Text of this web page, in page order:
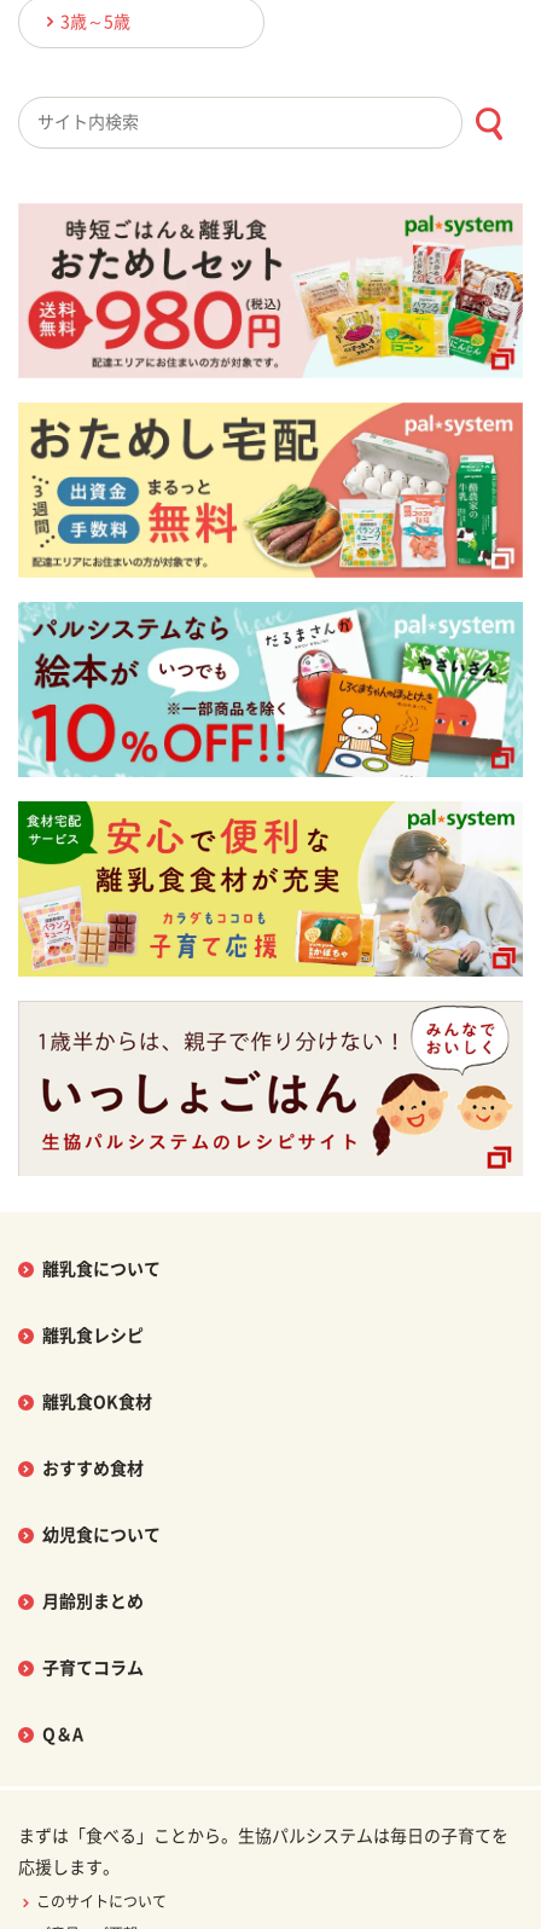
3歳～5歳
検索キーワード入力
離乳食について
離乳食レシピ
離乳食OK食材
おすすめ食材
幼児食について
月齢別まとめ
子育てコラム
Q＆A
まずは「食べる」ことから。生協パルシステムは毎日の子育てを
応援します。
このサイトについて